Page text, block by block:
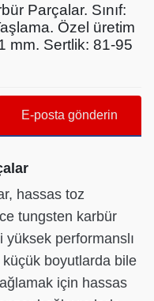
Parçalar. Sınıf:
Özel üretim
mm. Sertlik: 81-95
E-posta gönderin
hassas toz
tungsten karbür
yüksek performanslı
boyutlarda bile
için hassas